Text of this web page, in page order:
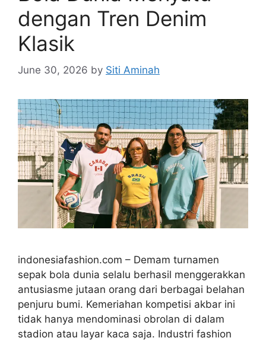
dengan Tren Denim
Klasik
June 30, 2026 by Siti Aminah
indonesiafashion.com – Demam turnamen
sepak bola dunia selalu berhasil menggerakkan
antusiasme jutaan orang dari berbagai belahan
penjuru bumi. Kemeriahan kompetisi akbar ini
tidak hanya mendominasi obrolan di dalam
stadion atau layar kaca saja. Industri fashion